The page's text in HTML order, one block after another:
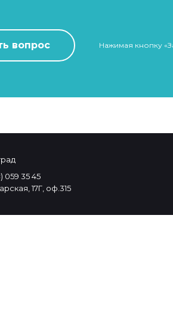
Нажимая кнопку
059 35 45
17Г, оф.315